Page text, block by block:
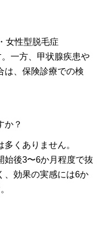
女性型脱毛症
。一方、甲状腺疾患や
は、保険診療での検
か？
くありません。
始後3〜6か月程度で抜
、効果の実感には6か